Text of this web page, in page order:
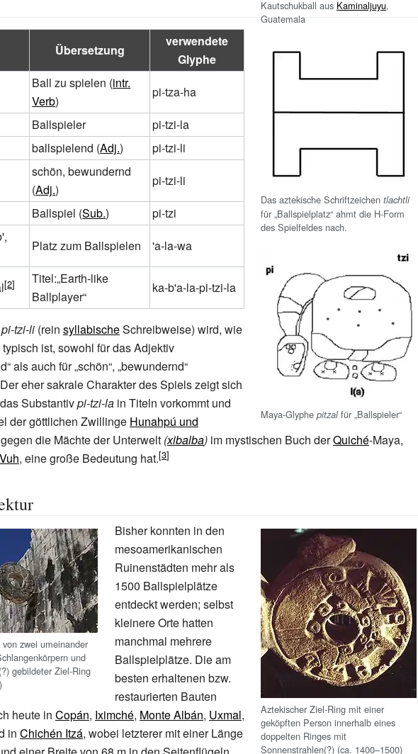
Kautschukball aus Kaminaljuyu,
Guatemala
Das aztekische Schriftzeichen tlachtli
für „Ballspielplatz“ ahmt die H-Form
des Spielfeldes nach.
Maya-Glyphe pitzalfür „Ballspieler“
Übersetzung
verwendete
Glyphe
Ball zu spielen (intr.
Verb)
pi-tza-ha
Ballspieler
pi-tzi-la
ballspielend (Adj.)
pi-tzi-li
schön, bewundernd
(Adj.)
pi-tzi-li
Ballspiel (Sub.)
pi-tzi
Platz zum Ballspielen 'a-la-wa
Titel:„Earth-like
Ballplayer“
ka-b'a-la-pi-tzi-la
pi-tzi-li (rein syllabischeSchreibweise) wird, wie
typisch ist, sowohl für das Adjektiv
als auch für „schön“, „bewundernd“
eher sakrale Charakter des Spiels zeigt sich
Substantivpi-tzi-la in Titeln vorkommt und
der göttlichen Zwillinge Hunahpú und
gegen die Mächte der Unterwelt (xibalba) im mystischen Buch derQuiché-Maya,
, eine große Bedeutung hat.
von zwei umeinander
und
gebildeter Ziel-Ring
Aztekischer Ziel-Ring mit einer
geköpften Person innerhalb eines
doppelten Ringes mit
Sonnenstrahlen(?) (ca. 1400–1500)
Bisher konnten in den
mesoamerikanischen
Ruinenstädten mehr als
1500 Ballspielplätze
entdeckt werden; selbst
kleinere Orte hatten
manchmal mehrere
Ballspielplätze. Die am
besten erhaltenen bzw.
restaurierten Bauten
heute in Copán, Iximché, Monte Albán, Uxmal,
in Chichén Itzá, wobei letzterer mit einer Länge